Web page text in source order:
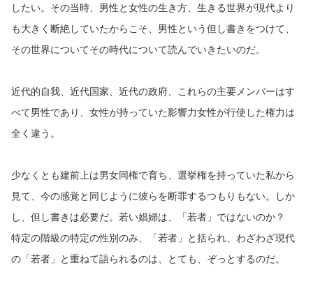
したい。その当時、男性と女性の生き方、生きる世界が現代より
も大きく断絶していたからこそ、男性という但し書きをつけて、
その世界についてその時代について読んでいきたいのだ。
近代的自我、近代国家、近代の政府、これらの主要メンバーはす
べて男性であり、女性が持っていた影響力女性が行使した権力は
全く違う。
少なくとも建前上は男女同権で育ち、選挙権を持っていた私から
見て、今の感覚と同じように彼らを断罪するつもりもない。しか
し、但し書きは必要だ。若い娼婦は、「若者」ではないのか？
特定の階級の特定の性別のみ、「若者」と括られ、わざわざ現代
の「若者」と重ねて語られるのは、とても、ぞっとするのだ。